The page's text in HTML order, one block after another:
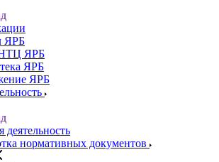
ЯРБ
ЯРБ
ЯРБ
ЯРБ
деятельность
нормативных документов